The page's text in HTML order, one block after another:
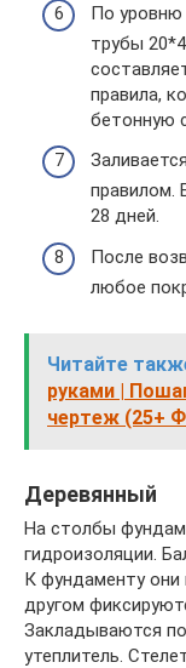
По уровню
трубы
правила,
бетонную
правилом.
28 дней.
После
любое
Читайте
руками |
чертеж (25+
Деревянный
На столбы
гидроизоляции.
К фундаменту они
другом
Закладываются
утеплитель.